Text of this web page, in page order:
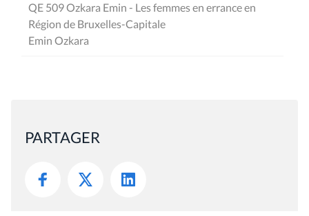
QE 509 Ozkara Emin - Les femmes en errance en
Région de Bruxelles-Capitale
Emin Ozkara
PARTAGER